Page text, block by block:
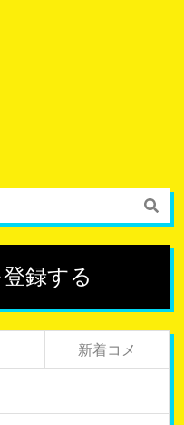
録する
新着コメ